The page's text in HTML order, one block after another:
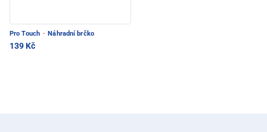
Pro Touch · Náhradní brčko
139 Kč